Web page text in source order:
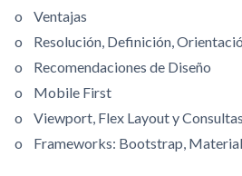
o Ventajas
o Resolución, Definición,
o Recomendaciones de Diseño
o Mobile First
o Viewport, Flex Layout y
o Frameworks: Bootstrap,